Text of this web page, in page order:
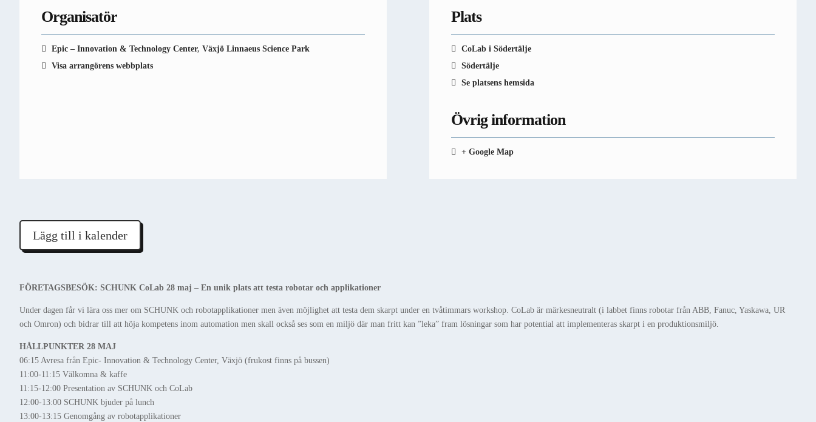
Organisatör
Epic – Innovation & Technology Center, Växjö Linnaeus Science Park
Visa arrangörens webbplats
Plats
CoLab i Södertälje
Södertälje
Se platsens hemsida
Övrig information
+ Google Map
Lägg till i kalender
FÖRETAGSBESÖK: SCHUNK CoLab 28 maj – En unik plats att testa robotar och applikationer
Under dagen får vi lära oss mer om SCHUNK och robotapplikationer men även möjlighet att testa dem skarpt under en tvåtimmars workshop. CoLab är märkesneutralt (i labbet finns robotar från ABB, Fanuc, Yaskawa, UR
och Omron) och bidrar till att höja kompetens inom automation men skall också ses som en miljö där man fritt kan ”leka” fram lösningar som har potential att implementeras skarpt i en produktionsmiljö.
HÅLLPUNKTER 28 MAJ
06:15 Avresa från Epic- Innovation & Technology Center, Växjö (frukost finns på bussen)
11:00-11:15 Välkomna & kaffe
11:15-12:00 Presentation av SCHUNK och CoLab
12:00-13:00 SCHUNK bjuder på lunch
13:00-13:15 Genomgång av robotapplikationer